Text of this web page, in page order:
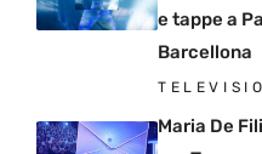
e tappe a
Barcellona
Maria De